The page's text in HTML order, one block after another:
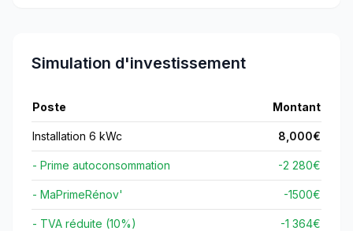
Simulation d'investissement
Poste Montant
Installation 6 kWc 8,000€
- Prime autoconsommation -2 280€
- MaPrimeRénov' -1500€
- TVA réduite (10%) -1 364€